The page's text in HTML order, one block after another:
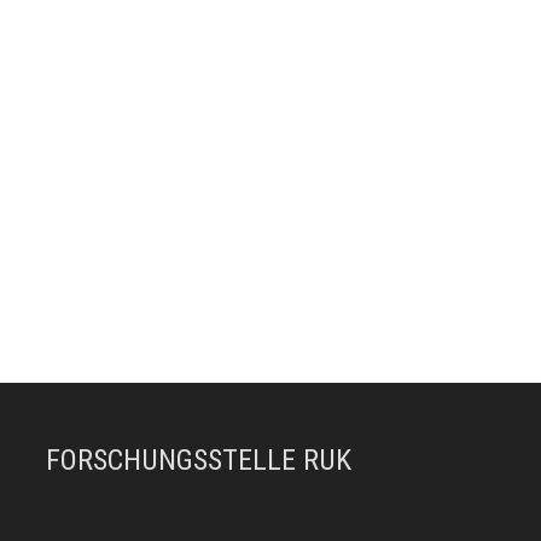
FORSCHUNGSSTELLE RUK